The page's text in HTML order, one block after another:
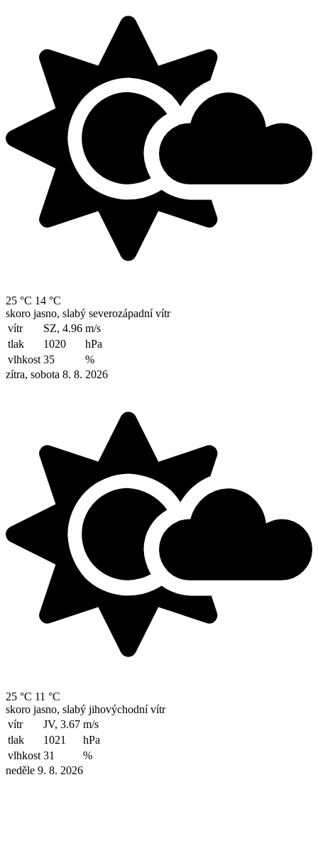
25 °C 14 °C
skoro jasno, slabý severozápadní vítr
vítr
SZ, 4.96 m/s
tlak
1020
hPa
vlhkost 35
%
zítra, sobota 8. 8. 2026
25 °C 11 °C
skoro jasno, slabý jihovýchodní vítr
vítr
JV, 3.67 m/s
tlak
1021
hPa
vlhkost 31
%
neděle 9. 8. 2026